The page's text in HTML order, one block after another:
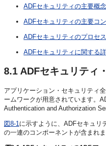
ADFセキュリティの主要概念
ADFセキュリティの主要コ
ADFセキュリティのプロセ
ADFセキュリティに関する
8.1 ADFセキュリティ
アプリケーション・セキュリティ
ームワークが用意されています。
Authentication and Authorization
図8-1 に示すように、ADFセキュリ
の一連のコンポーネントが含まれま